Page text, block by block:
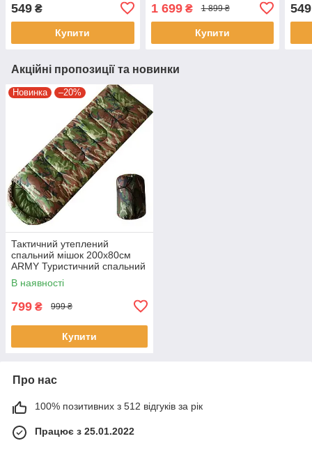
мішок
549 ₴
Купити
1 699₴ 1 899 ₴
Купити
549
Акційні пропозиції та новинки
Новинка –20%
Тактичний утеплений
спальний мішок 200x80см
ARMY Туристичний спальний
мішок з капюшоном
В наявності
799 ₴ 999 ₴
Купити
Про нас
100% позитивних з 512 відгуків за рік
Працює з 25.01.2022